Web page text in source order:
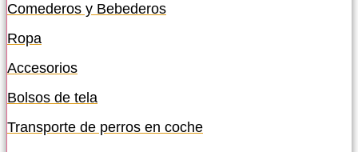
Comederos y Bebederos
Ropa
Accesorios
Bolsos de tela
Transporte de perros en coche